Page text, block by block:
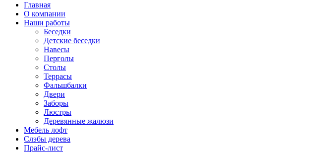
Главная
О компании
Наши работы
Беседки
Детские беседки
Навесы
Перголы
Столы
Террасы
Фальшбалки
Двери
Заборы
Люстры
Деревянные жалюзи
Мебель лофт
Слэбы дерева
Прайс-лист